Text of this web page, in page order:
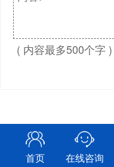
( 内容最多500个字 )
首页 在线咨询